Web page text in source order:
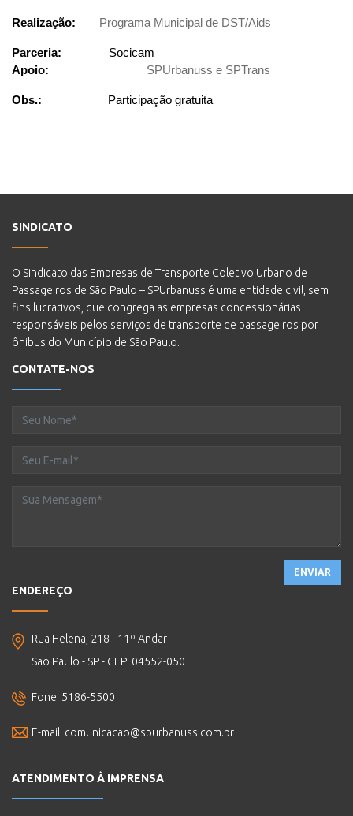
Realização: Programa Municipal de DST/Aids
Parceria: Socicam
Apoio:
SPUrbanuss e SPTrans
Obs.: Participação gratuita
SINDICATO
O Sindicato das Empresas de Transporte Coletivo Urbano de
Passageiros de São Paulo – SPUrbanuss é uma entidade civil, sem
fins lucrativos, que congrega as empresas concessionárias
responsáveis pelos serviços de transporte de passageiros por
ônibus do Município de São Paulo.
CONTATE-NOS
ENVIAR
ENDEREÇO
Rua Helena, 218 - 11º Andar
São Paulo - SP - CEP: 04552-050
Fone: 5186-5500
E-mail: comunicacao@spurbanuss.com.br
ATENDIMENTO À IMPRENSA